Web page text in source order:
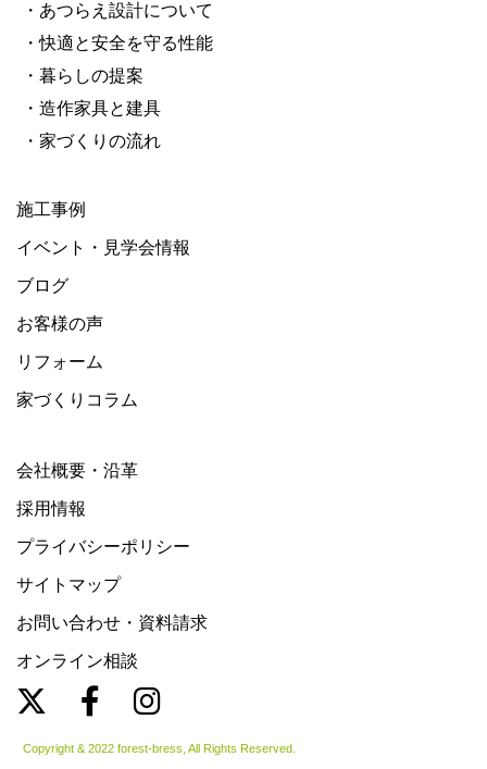
・あつらえ設計について
・快適と安全を守る性能
・暮らしの提案
・造作家具と建具
・家づくりの流れ
施工事例
イベント・見学会情報
ブログ
お客様の声
リフォーム
家づくりコラム
会社概要・沿革
採用情報
プライバシーポリシー
サイトマップ
お問い合わせ・資料請求
オンライン相談
Copyright & 2022 forest-bress, All Rights Reserved.